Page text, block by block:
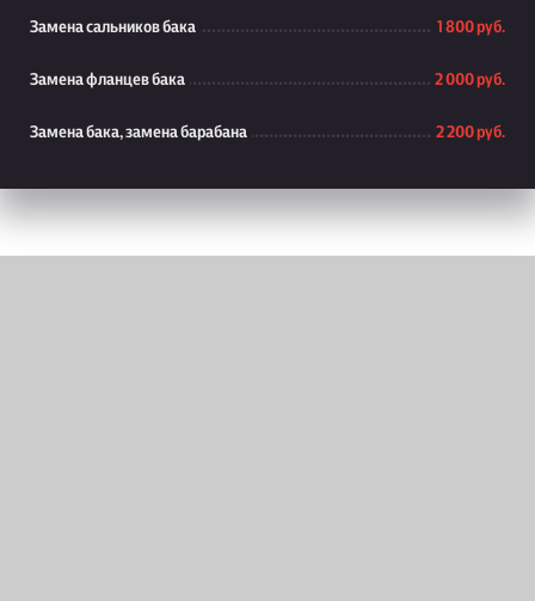
Замена сальников бака 1 800 руб.
Замена фланцев бака 2 000 руб.
Замена бака, замена барабана 2 200 руб.